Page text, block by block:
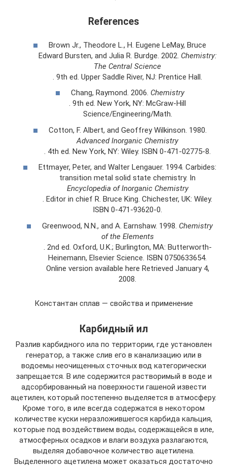
References
Brown Jr., Theodore L., H. Eugene LeMay, Bruce
Edward Bursten, and Julia R. Burdge. 2002. Chemistry:
The Central Science
. 9th ed. Upper Saddle River, NJ: Prentice Hall.
Chang, Raymond. 2006. Chemistry
. 9th ed. New York, NY: McGraw-Hill
Science/Engineering/Math.
Cotton, F. Albert, and Geoffrey Wilkinson. 1980.
Advanced Inorganic Chemistry
. 4th ed. New York, NY: Wiley. ISBN 0-471-02775-8.
Ettmayer, Peter, and Walter Lengauer. 1994. Carbides:
transition metal solid state chemistry. In
Encyclopedia of Inorganic Chemistry
. Editor in chief R. Bruce King. Chichester, UK: Wiley.
ISBN 0-471-93620-0.
Greenwood, N.N., and A. Earnshaw. 1998. Chemistry
of the Elements
. 2nd ed. Oxford, U.K.; Burlington, MA: Butterworth-
Heinemann, Elsevier Science. ISBN 0750633654.
Online version available here Retrieved January 4,
2008.
Константан сплав — свойства и применение
Карбидный ил
Разлив карбидного ила по территории, где установлен
генератор, а также слив его в канализацию или в
водоемы неочищенных сточных вод категорически
запрещается. В иле содержится растворимый в воде и
адсорбированный на поверхности гашеной извести
ацетилен, который постепенно выделяется в атмосферу.
Кроме того, в иле всегда содержатся в некотором
количестве куски неразложившегося карбида кальция,
которые под воздействием воды, содержащейся в иле,
атмосферных осадков и влаги воздуха разлагаются,
выделяя добавочное количество ацетилена.
Выделенного ацетилена может оказаться достаточно